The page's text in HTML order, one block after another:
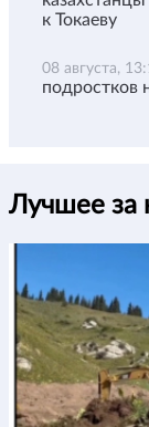
к Токаеву
08 августа,
подростков
Лучшее за